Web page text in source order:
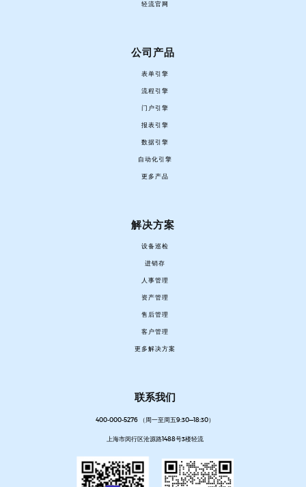
轻流官网
公司产品
表单引擎
流程引擎
门户引擎
报表引擎
数据引擎
自动化引擎
更多产品
解决方案
设备巡检
进销存
人事管理
资产管理
售后管理
客户管理
更多解决方案
联系我们
400-000-5276 （周一至周五9:30—18:30）
上海市闵行区沧源路1488号3楼轻流